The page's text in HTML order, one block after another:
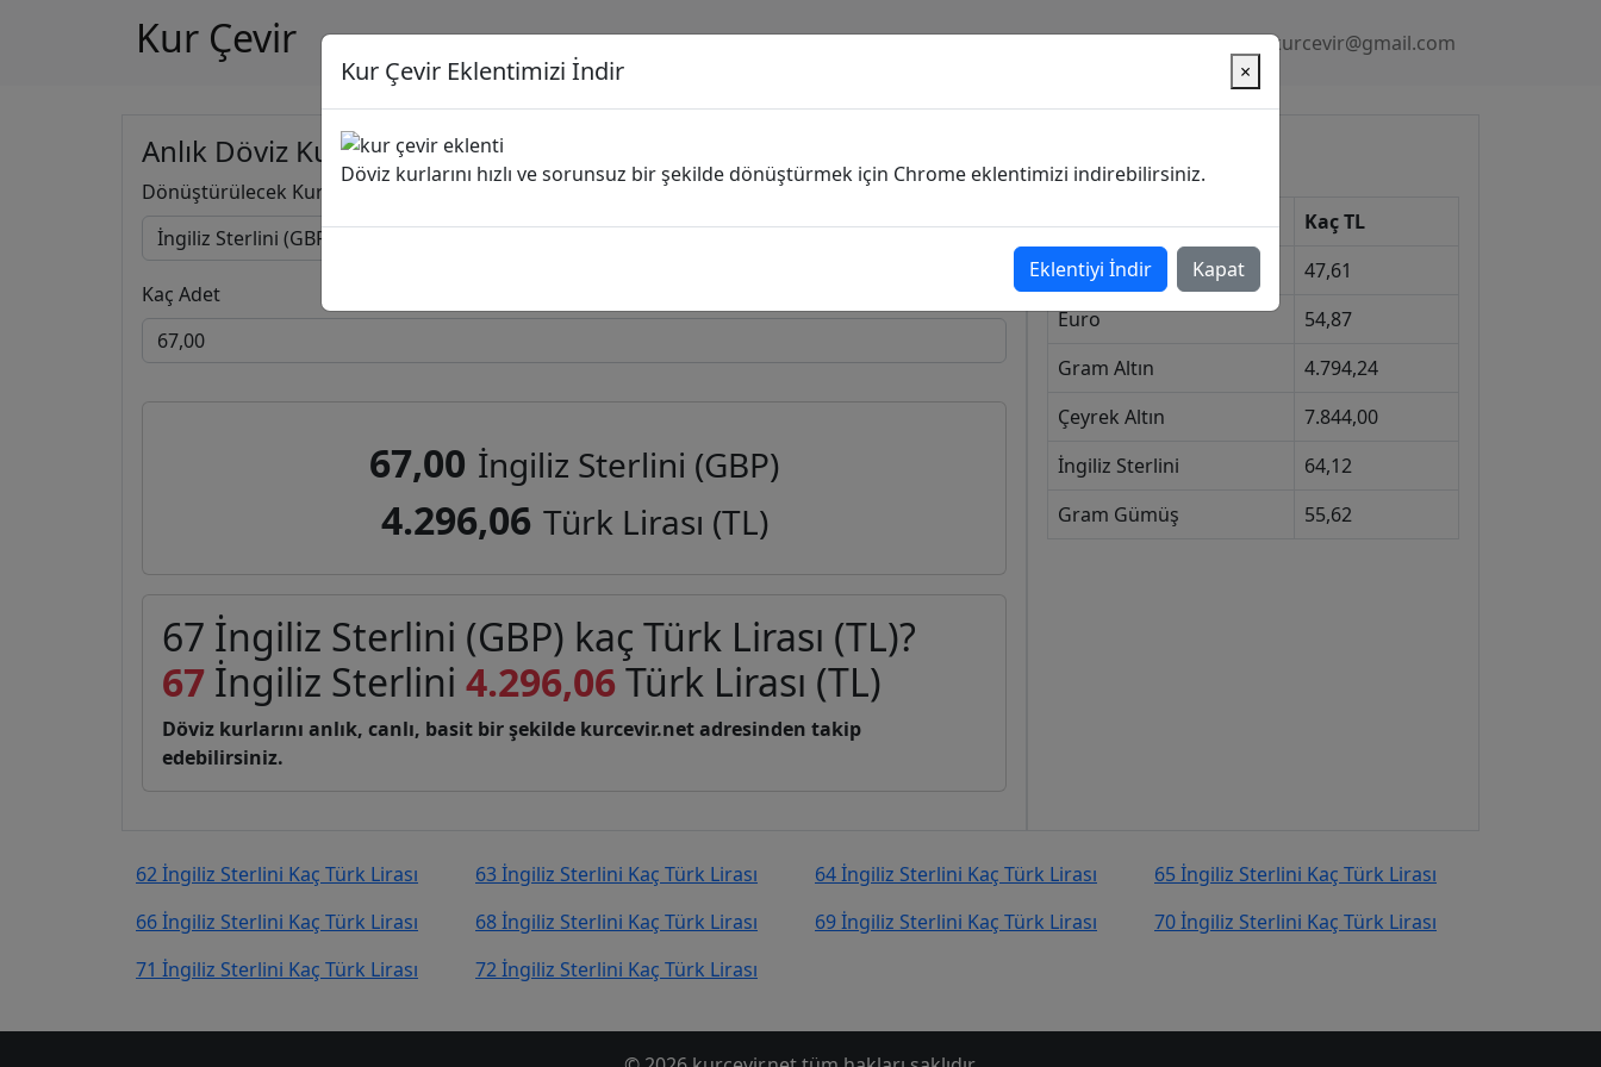
Kur Çevir Gizlilik Politikası kurcevir@gmail.com
Anlık Döviz Kuru Hesapla
Dönüştürülecek Kur Dönüşecek Kur
Kaç Adet
67,00 İngiliz Sterlini (GBP)
4.296,06 Türk Lirası (TL)
67 İngiliz Sterlini (GBP) kaç Türk Lirası (TL)?
67 İngiliz Sterlini 4.296,06 Türk Lirası (TL)
Döviz kurlarını anlık, canlı, basit bir şekilde kurcevir.net adresinden takip
edebilirsiniz.
Kur
Kaç TL
Dolar
47,61
Euro
54,87
Gram Altın
4.794,24
Çeyrek Altın
7.844,00
İngiliz Sterlini
64,12
Gram Gümüş
55,62
62 İngiliz Sterlini Kaç Türk Lirası 63 İngiliz Sterlini Kaç Türk Lirası 64 İngiliz Sterlini Kaç Türk Lirası
65 İngiliz Sterlini Kaç Türk Lirası
66 İngiliz Sterlini Kaç Türk Lirası
68 İngiliz Sterlini Kaç Türk Lirası 69 İngiliz Sterlini Kaç Türk Lirası
70 İngiliz Sterlini Kaç Türk Lirası
71 İngiliz Sterlini Kaç Türk Lirası
72 İngiliz Sterlini Kaç Türk Lirası
Kur Çevir Eklentimizi İndir ×
Döviz kurlarını hızlı ve sorunsuz bir şekilde dönüştürmek için Chrome eklentimizi indirebilirsiniz.
Eklentiyi İndir Kapat